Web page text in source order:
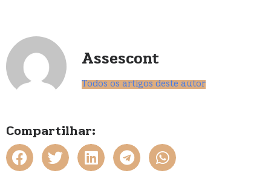
Assescont
Todos os artigos deste autor
Compartilhar: